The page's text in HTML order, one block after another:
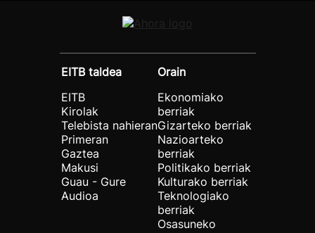
EITB taldea
EITB
Kirolak
Telebista nahieran
Primeran
Gaztea
Makusi
Guau - Gure
Audioa
Orain
Ekonomiako
berriak
Gizarteko berriak
Nazioarteko
berriak
Politikako berriak
Kulturako berriak
Teknologiako
berriak
Osasuneko